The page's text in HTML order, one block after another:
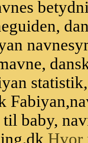
baby,
Hvor